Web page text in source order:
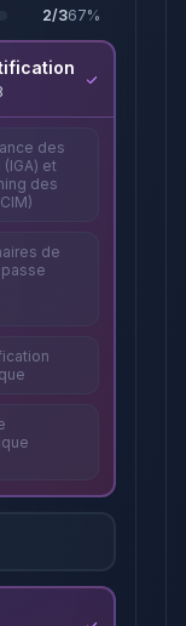
2/367%
des
et
des
de